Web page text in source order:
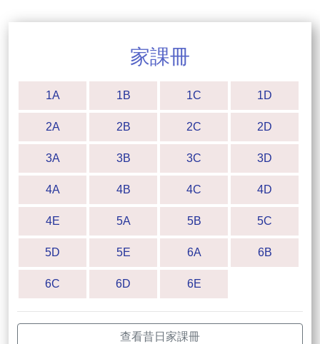
家課冊
1A 1B 1C 1D
2A 2B 2C 2D
3A 3B 3C 3D
4A 4B 4C 4D
4E 5A 5B 5C
5D 5E 6A 6B
6C 6D 6E
查看昔日家課冊